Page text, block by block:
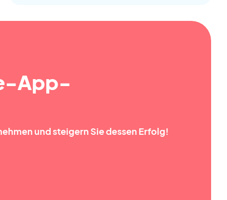
App-
und steigern Sie dessen Erfolg!